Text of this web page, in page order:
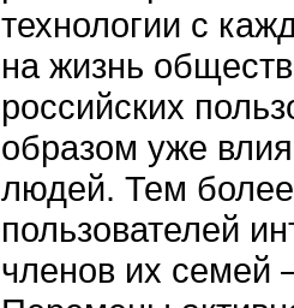
технологии с
на жизнь
российских
образом уже
людей. Тем
пользователей
членов их семей